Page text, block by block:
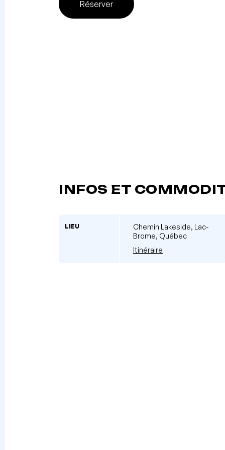
Réserver
INFOS ET
LIEU
Chemin Lakeside, Lac-
Brome, Québec
Itinéraire